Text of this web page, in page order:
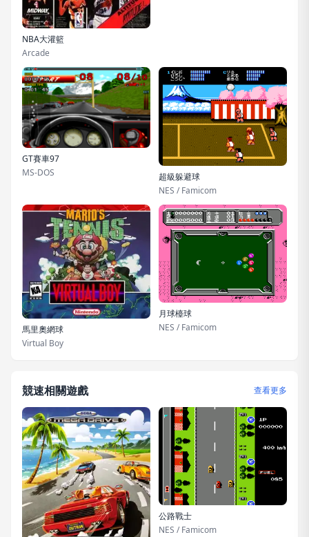
NBA大灌籃
Arcade
GT賽車97
MS-DOS
超級躲避球
NES / Famicom
馬里奧網球
Virtual Boy
月球檯球
NES / Famicom
競速相關遊戲 查看更多
公路戰士
NES / Famicom